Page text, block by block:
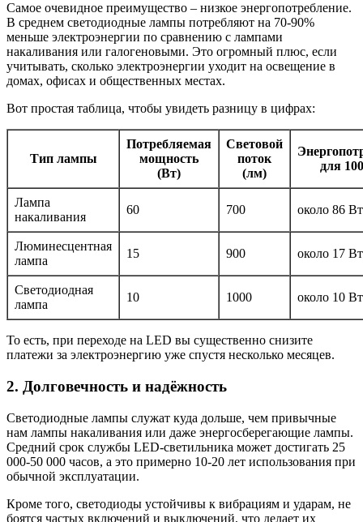
Самое очевидное преимущество – низкое энергопотребление.
В среднем светодиодные лампы потребляют на 70-90%
меньше электроэнергии по сравнению с лампами
накаливания или галогеновыми. Это огромный плюс, если
учитывать, сколько электроэнергии уходит на освещение в
домах, офисах и общественных местах.
Вот простая таблица, чтобы увидеть разницу в цифрах:
Тип лампы
Потребляемая
мощность
(Вт)
Световой
поток
(лм)
для
Лампа
накаливания
60 700 около 86 Вт
Люминесцентная
лампа
15 900 около 17 Вт
Светодиодная
лампа
10 1000 около 10 Вт
То есть, при переходе на LED вы существенно снизите
платежи за электроэнергию уже спустя несколько месяцев.
2. Долговечность и надёжность
Светодиодные лампы служат куда дольше, чем привычные
нам лампы накаливания или даже энергосберегающие лампы.
Средний срок службы LED-светильника может достигать 25
000-50 000 часов, а это примерно 10-20 лет использования при
обычной эксплуатации.
Кроме того, светодиоды устойчивы к вибрациям и ударам, не
боятся частых включений и выключений, что делает их